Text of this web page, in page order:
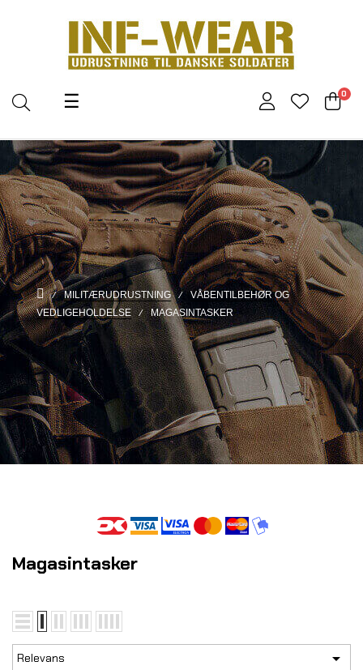
0
Toggle
☰
MILITÆRUDRUSTNING
VÅBENTILBEHØR OG
VEDLIGEHOLDELSE
MAGASINTASKER
Magasintasker
Relevans 